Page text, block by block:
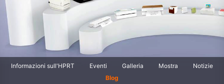
Informazioni sull'HPRT Eventi Galleria Mostra
Notizie
Blog